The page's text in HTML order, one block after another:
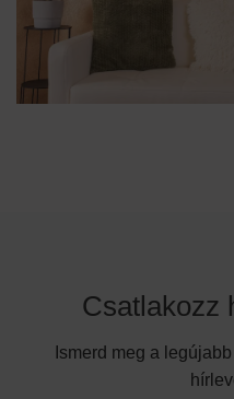
Csatlakozz
Ismerd meg a